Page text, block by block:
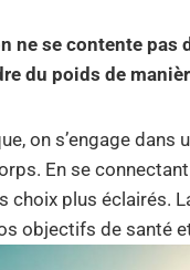
ne se contente pas
du poids de
on s’engage
En se
choix plus éclairés.
objectifs de santé